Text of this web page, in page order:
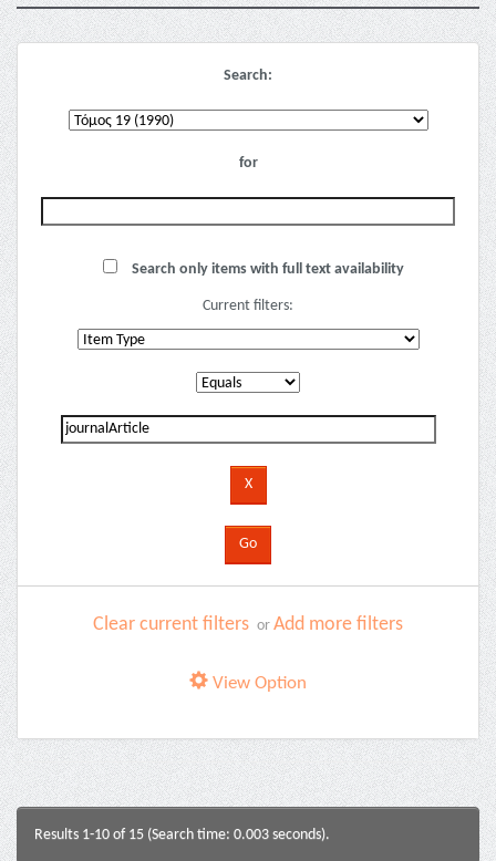
Search:
for
Search only items with full text availability
Current filters:
Clear current filters or Add more filters
View Option
Results 1-10 of 15 (Search time: 0.003 seconds).